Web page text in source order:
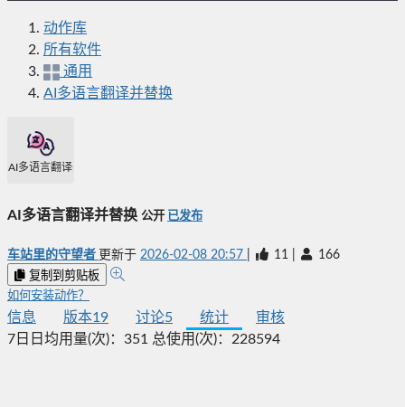
动作库
所有软件
通用
AI多语言翻译并替换
AI多语言翻译并替换
AI多语言翻译并替换 公开 已发布
车站里的守望者 更新于 2026-02-08 20:57 11 166
复制到剪贴板
如何安装动作？
信息 版本19 讨论5 统计
审核
7日日均用量(次)： 351 总使用(次)： 228594